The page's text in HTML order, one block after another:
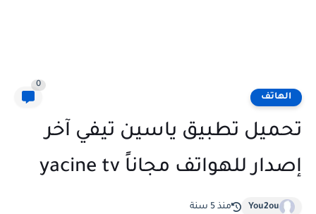
الهاتف
0
تحميل تطبيق ياسين تيفي آخر
إصدار للهواتف مجاناً yacine tv
You2ou منذ 5 سنة